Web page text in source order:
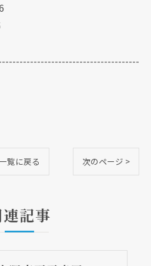
覧に戻る 次のページ >
連記事